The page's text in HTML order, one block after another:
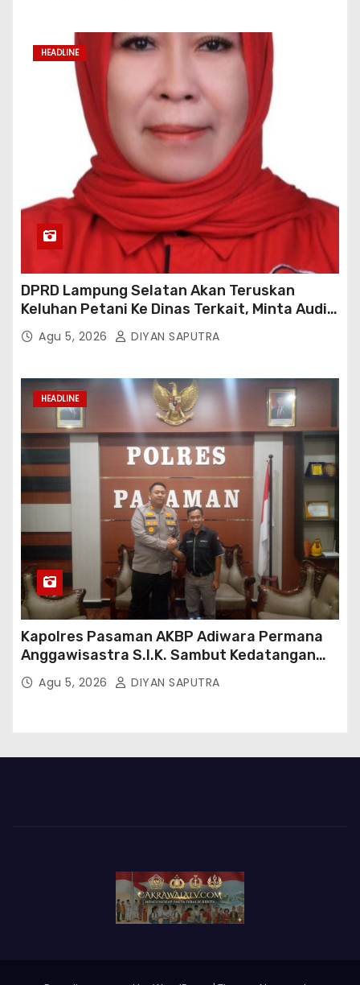
HEADLINE
DPRD Lampung Selatan Akan Teruskan
Keluhan Petani Ke Dinas Terkait, Minta Audit
Penyaluran Pupuk Bersubsidi Di Desa Budi
Lestari
Agu 5, 2026 DIYAN SAPUTRA
HEADLINE
Kapolres Pasaman AKBP Adiwara Permana
Anggawisastra S.I.K. Sambut Kedatangan
Kepala Cakrawala Tv Sumatera Barat
Agu 5, 2026 DIYAN SAPUTRA